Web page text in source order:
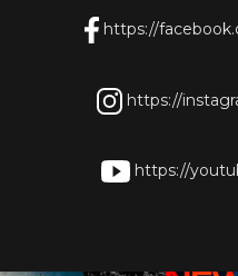
https://
https://
https://